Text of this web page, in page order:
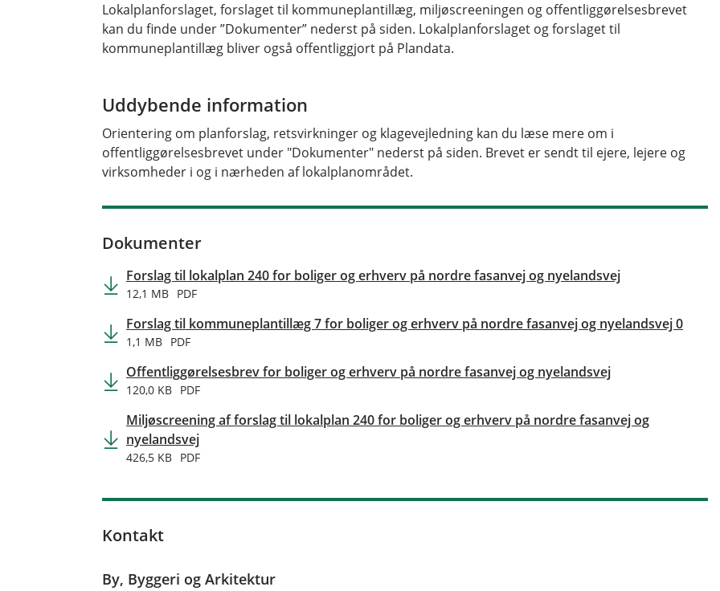
Lokalplanforslaget, forslaget til kommuneplantillæg, miljøscreeningen og offentliggørelsesbrevet
kan du finde under ”Dokumenter” nederst på siden. Lokalplanforslaget og forslaget til
kommuneplantillæg bliver også offentliggjort på Plandata.
Uddybende information
Orientering om planforslag, retsvirkninger og klagevejledning kan du læse mere om i
offentliggørelsesbrevet under "Dokumenter" nederst på siden. Brevet er sendt til ejere, lejere og
virksomheder i og i nærheden af lokalplanområdet.
Dokumenter
Forslag til lokalplan 240 for boliger og erhverv på nordre fasanvej og nyelandsvej
12,1 MB PDF
Forslag til kommuneplantillæg 7 for boliger og erhverv på nordre fasanvej og nyelandsvej 0
1,1 MB PDF
Offentliggørelsesbrev for boliger og erhverv på nordre fasanvej og nyelandsvej
120,0 KB PDF
Miljøscreening af forslag til lokalplan 240 for boliger og erhverv på nordre fasanvej og
nyelandsvej
426,5 KB PDF
Kontakt
By, Byggeri og Arkitektur